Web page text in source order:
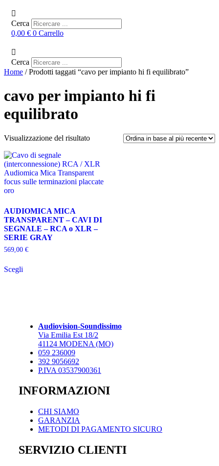
Cerca
0,00 € 0 Carrello
Cerca
Home / Prodotti taggati “cavo per impianto hi fi equilibrato”
cavo per impianto hi fi
equilibrato
Visualizzazione del risultato
AUDIOMICA MICA
TRANSPARENT – CAVI DI
SEGNALE – RCA o XLR –
SERIE GRAY
569,00 €
Scegliprodotto
possono
essere
scelte
pagina
prodotto
Audiovision-Soundissimo
Via Emilia Est 18/2
41124 MODENA (MO)
059 236009
392 9056692
P.IVA 03537900361
INFORMAZIONI
CHI SIAMO
GARANZIA
METODI DI PAGAMENTO SICURO
SERVIZIO CLIENTI